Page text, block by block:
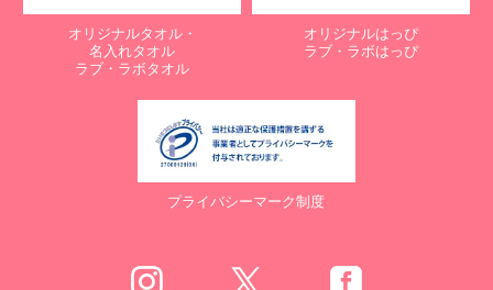
オリジナルタオル・
名入れタオル
ラブ・ラボタオル
オリジナルはっぴ
ラブ・ラボはっぴ
プライバシーマーク制度